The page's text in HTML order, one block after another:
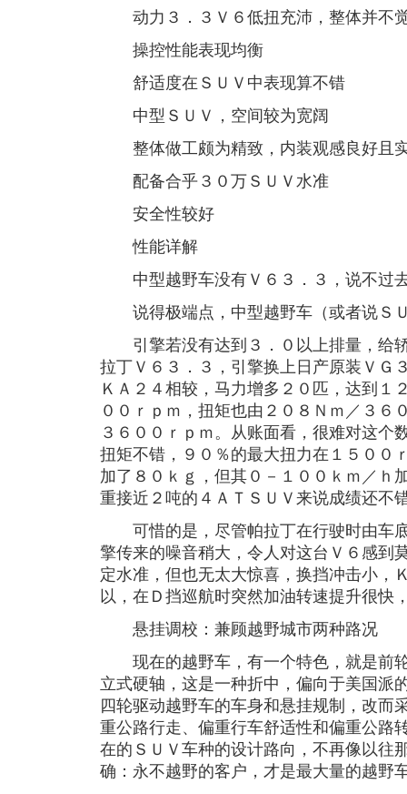
动力３．３Ｖ６低扭充沛，整体并不
操控性能表现均衡
舒适度在ＳＵＶ中表现算不错
中型ＳＵＶ，空间较为宽阔
整体做工颇为精致，内装观感良好且
配备合乎３０万ＳＵＶ水准
安全性较好
性能详解
中型越野车没有Ｖ６３．３，说不过
说得极端点，中型越野车（或者说Ｓ
引擎若没有达到３．０以上排量，给
拉丁Ｖ６３．３，引擎换上日产原装ＶＧ
ＫＡ２４相较，马力增多２０匹，达到１
００ｒｐｍ，扭矩也由２０８Ｎｍ／３６
３６００ｒｐｍ。从账面看，很难对这个
扭矩不错，９０％的最大扭力在１５００
加了８０ｋｇ，但其０－１００ｋｍ／ｈ
重接近２吨的４ＡＴＳＵＶ来说成绩还不
可惜的是，尽管帕拉丁在行驶时由车
擎传来的噪音稍大，令人对这台Ｖ６感到
定水准，但也无太大惊喜，换挡冲击小，
以，在Ｄ挡巡航时突然加油转速提升很快
悬挂调校：兼顾越野城市两种路况
现在的越野车，有一个特色，就是前
立式硬轴，这是一种折中，偏向于美国派
四轮驱动越野车的车身和悬挂规制，改而
重公路行走、偏重行车舒适性和偏重公路
在的ＳＵＶ车种的设计路向，不再像以往
确：永不越野的客户，才是最大量的越野